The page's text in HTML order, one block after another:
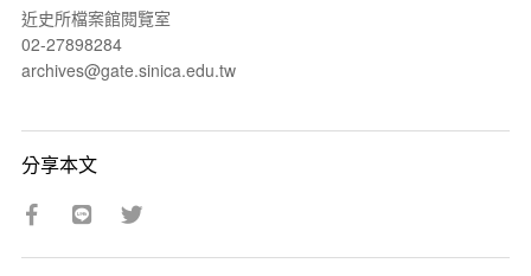
近史所檔案館閱覽室
02-27898284
archives@gate.sinica.edu.tw
分享本文